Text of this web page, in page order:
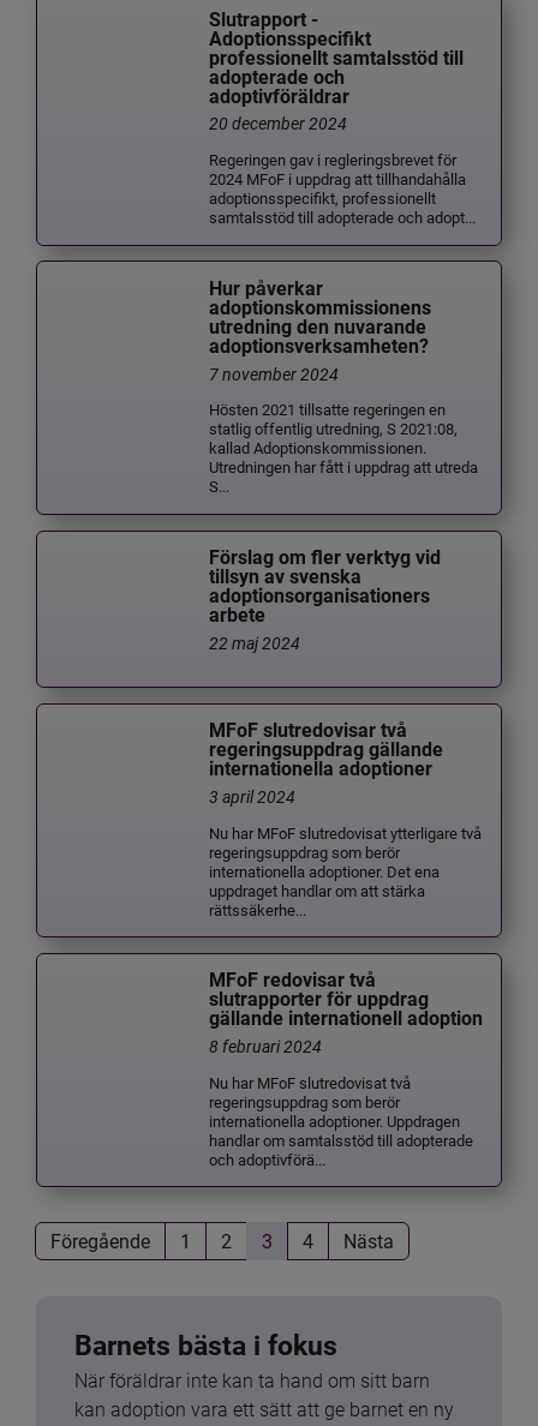
Slutrapport -
Adoptionsspecifikt
professionellt samtalsstöd till
adopterade och
adoptivföräldrar
20 december 2024
Regeringen gav i regleringsbrevet för
2024 MFoF i uppdrag att tillhandahålla
adoptionsspecifikt, professionellt
samtalsstöd till adopterade och adopt...
Hur påverkar
adoptionskommissionens
utredning den nuvarande
adoptionsverksamheten?
7 november 2024
Hösten 2021 tillsatte regeringen en
statlig offentlig utredning, S 2021:08,
kallad Adoptionskommissionen.
Utredningen har fått i uppdrag att utreda
S...
Förslag om fler verktyg vid
tillsyn av svenska
adoptionsorganisationers
arbete
22 maj 2024
MFoF slutredovisar två
regeringsuppdrag gällande
internationella adoptioner
3 april 2024
Nu har MFoF slutredovisat ytterligare två
regeringsuppdrag som berör
internationella adoptioner. Det ena
uppdraget handlar om att stärka
rättssäkerhe...
MFoF redovisar två
slutrapporter för uppdrag
gällande internationell adoption
8 februari 2024
Nu har MFoF slutredovisat två
regeringsuppdrag som berör
internationella adoptioner. Uppdragen
handlar om samtalsstöd till adopterade
och adoptivförä...
Föregående 1 2 3 4 Nästa
Barnets bästa i fokus
När föräldrar inte kan ta hand om sitt barn
kan adoption vara ett sätt att ge barnet en ny